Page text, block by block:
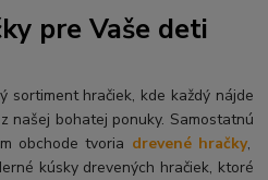
pre Vaše deti
sortiment hračiek, kde každý nájde
našej bohatej ponuky. Samostatnú
obchode tvoria drevené hračky,
kúsky drevených hračiek, ktoré